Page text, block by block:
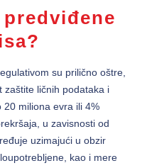
su prilično oštre,
zaštite ličnih podataka i
20 miliona evra ili 4%
u zavisnosti od
uzimajući u obzir
kao i mere